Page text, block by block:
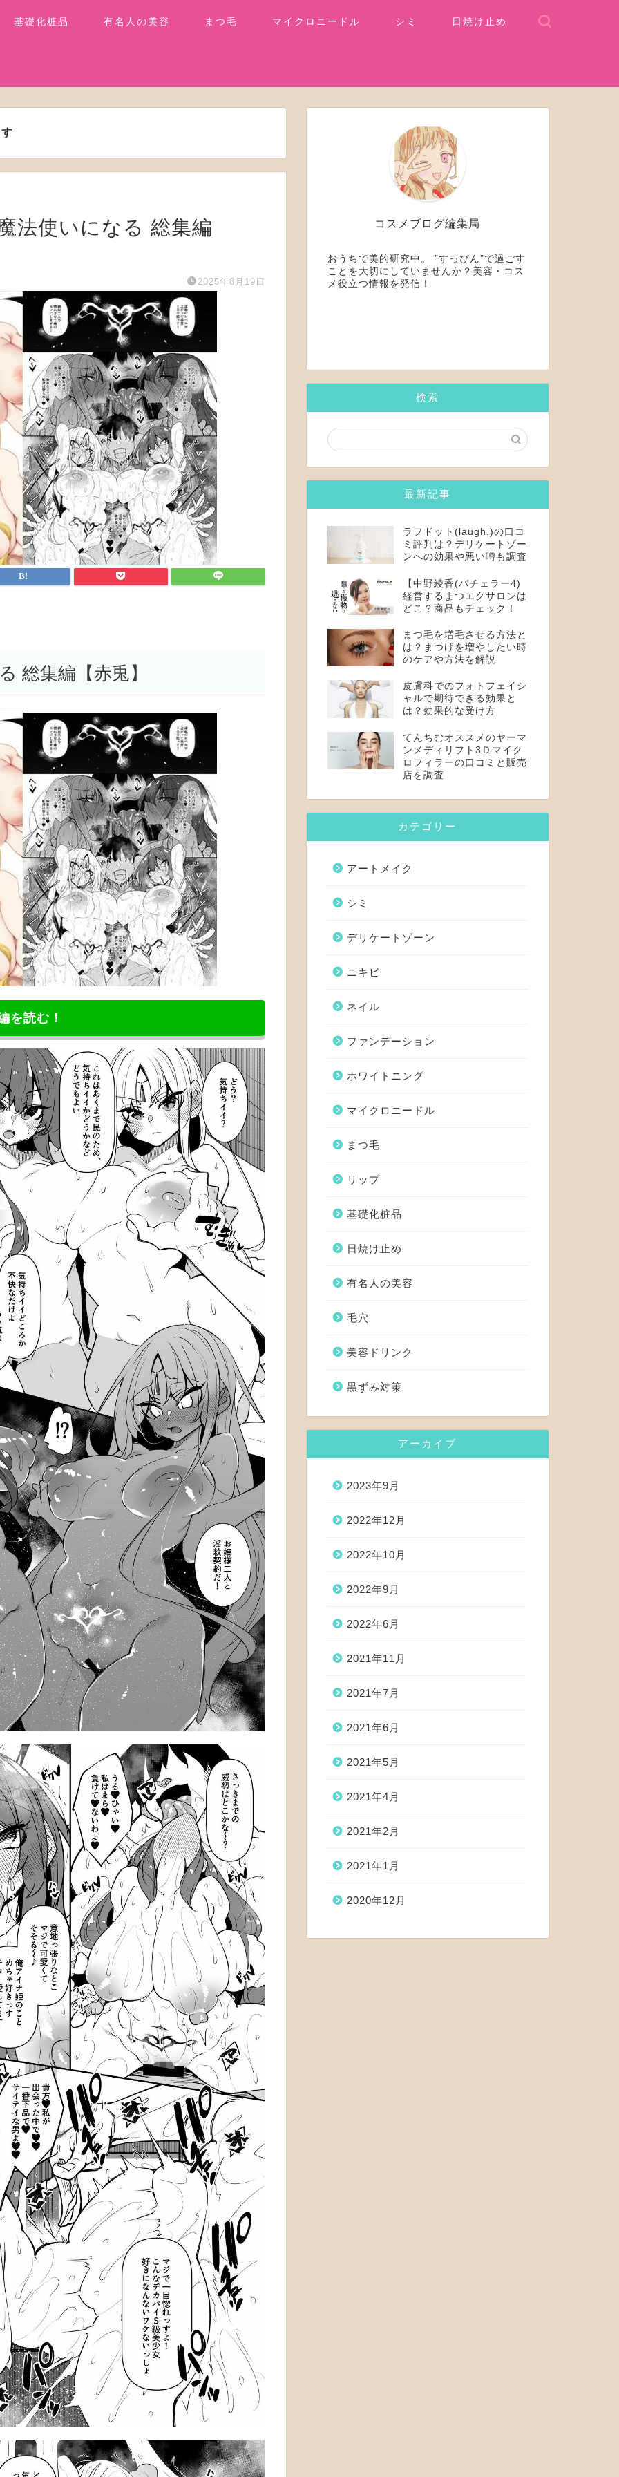
基礎化粧品 有名人の美容 まつ毛 マイクロニードル シミ 日焼け止め
法使いになる 総集編
2025年8月19日
総集編【赤兎】
を読む！
コスメブログ編集局
おうちで美的研究中。 ”すっぴん”で過ごす
ことを大切にしていませんか？美容・コス
メ役立つ情報を発信！
検索
最新記事
ラフドット(laugh.)の口コ
ミ評判は？デリケートゾー
ンへの効果や悪い噂も調査
【中野綾香(バチェラー4)
経営するまつエクサロンは
どこ？商品もチェック！
まつ毛を増毛させる方法と
は？まつげを増やしたい時
のケアや方法を解説
皮膚科でのフォトフェイシ
ャルで期待できる効果と
は？効果的な受け方
てんちむオススメのヤーマ
ンメディリフト3Ｄマイク
ロフィラーの口コミと販売
店を調査
カテゴリー
アートメイク
シミ
デリケートゾーン
ニキビ
ネイル
ファンデーション
ホワイトニング
マイクロニードル
まつ毛
リップ
基礎化粧品
日焼け止め
有名人の美容
毛穴
美容ドリンク
黒ずみ対策
アーカイブ
2023年9月
2022年12月
2022年10月
2022年9月
2022年6月
2021年11月
2021年7月
2021年6月
2021年5月
2021年4月
2021年2月
2021年1月
2020年12月